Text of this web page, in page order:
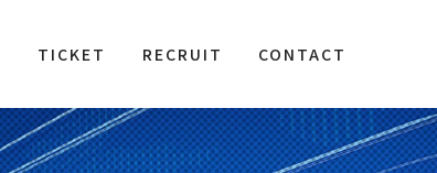
TICKET RECRUIT CONTACT